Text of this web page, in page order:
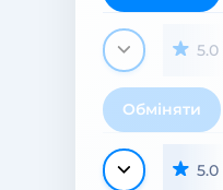
5.0
Обміняти
5.0